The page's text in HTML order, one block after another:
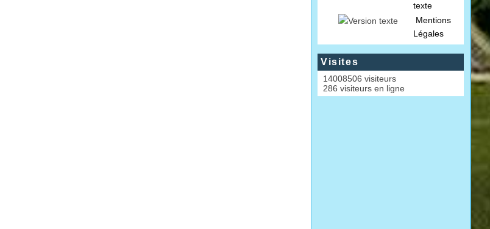
texte
Mentions
Légales
Visites
14008506 visiteurs
286 visiteurs en ligne